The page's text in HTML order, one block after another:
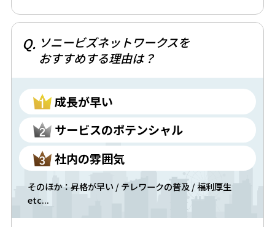
Q. ソニービズネットワークスを
おすすめする理由は？
成長が早い
サービスのポテンシャル
社内の雰囲気
そのほか：昇格が早い / テレワークの普及 / 福利厚生
etc...